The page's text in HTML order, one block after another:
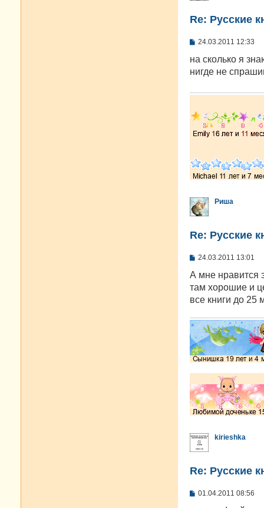
Re: Русские
С
о
щ
н
24.03.2011 12:33
на сколько я
нигде не
Риша
Re: Русские
С
о
щ
е
е
24.03.2011 13:01
А мне нравится
там хорошие и
все книги до 25
kirieshka
Re: Русские
С
01.04.2011 08:56